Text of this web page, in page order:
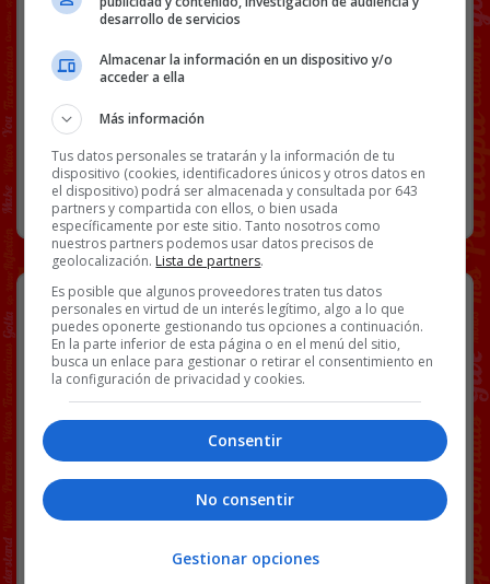
Link
HORCHATA PAELLA VÍDEOS
RANDOM 13 ABRIL, 2024
¿Qué es peor? ¿La ignorancia o la
indiferencia?
Facebook
Twitter
WhatsApp
Gmail
Copy
Link
DIÓGENES
19 COMENTARIOS
desarrollo de servicios
Almacenar la información en un dispositivo y/o
acceder a ella
Más información
Tus datos personales se tratarán y la información de tu
dispositivo (cookies, identificadores únicos y otros datos en
el dispositivo) podrá ser almacenada y consultada por 643
partners y compartida con ellos, o bien usada
específicamente por este sitio. Tanto nosotros como
nuestros partners podemos usar datos precisos de
geolocalización. Lista de partners.
Es posible que algunos proveedores traten tus datos
personales en virtud de un interés legítimo, algo a lo que
puedes oponerte gestionando tus opciones a continuación.
En la parte inferior de esta página o en el menú del sitio,
busca un enlace para gestionar o retirar el consentimiento en
la configuración de privacidad y cookies.
Consentir
No consentir
Gestionar opciones